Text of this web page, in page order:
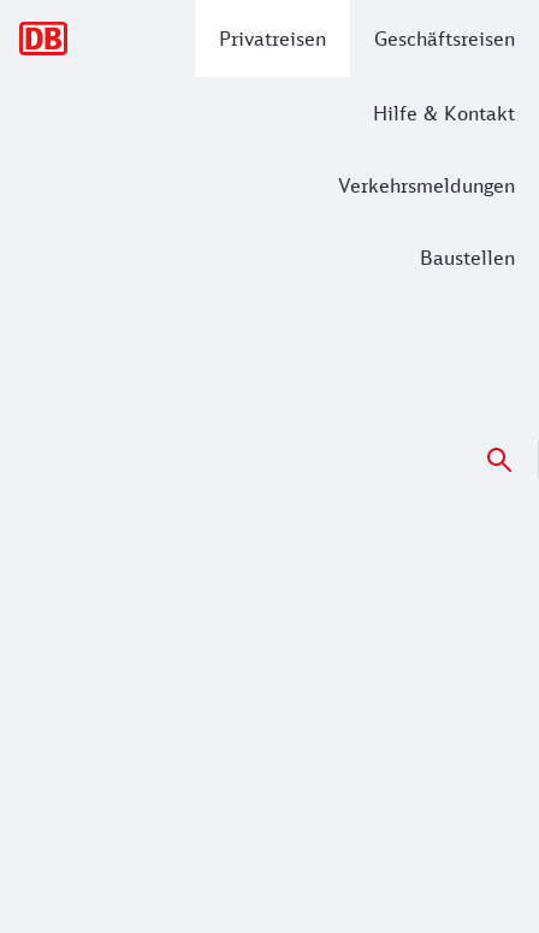
Privatreisen Geschäftsreisen
Hilfe & Kontakt
Verkehrsmeldungen
Baustellen